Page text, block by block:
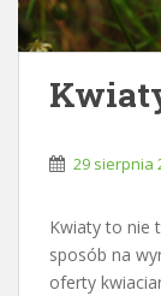
29 sierpnia
Kwiaty to nie
sposób na
oferty